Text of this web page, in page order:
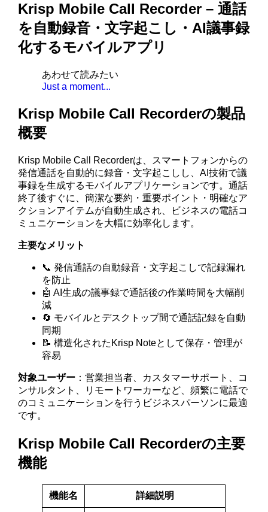
Krisp Mobile Call Recorder – 通話
を自動録音・文字起こし・AI議事録
化するモバイルアプリ
あわせて読みたい
Just a moment...
Krisp Mobile Call Recorderの製品
概要
Krisp Mobile Call Recorderは、スマートフォンからの
発信通話を自動的に録音・文字起こしし、AI技術で議
事録を生成するモバイルアプリケーションです。通話
終了後すぐに、簡潔な要約・重要ポイント・明確なア
クションアイテムが自動生成され、ビジネスの電話コ
ミュニケーションを大幅に効率化します。
主要なメリット
📞 発信通話の自動録音・文字起こしで記録漏れ
を防止
🤖 AI生成の議事録で通話後の作業時間を大幅削
減
🔄 モバイルとデスクトップ間で通話記録を自動
同期
📝 構造化されたKrisp Noteとして保存・管理が
容易
対象ユーザー ：営業担当者、カスタマーサポート、コ
ンサルタント、リモートワーカーなど、頻繁に電話で
のコミュニケーションを行うビジネスパーソンに最適
です。
Krisp Mobile Call Recorderの主要
機能
機能名 詳細説明